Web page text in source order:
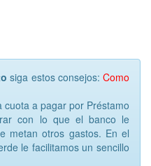
siga estos consejos: Como
cuota a pagar por Préstamo
con lo que el banco le
metan otros gastos. En el
le facilitamos un sencillo